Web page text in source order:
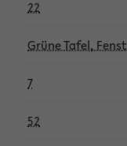
22
Grüne Tafel,
7
52